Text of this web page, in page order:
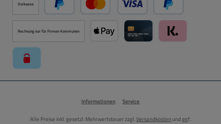
Vorkasse
PayPal Kredit- oder Debitkarte über PayPal
Später Bezahlen
Rechnung nur für Firmen Kommunen
Informationen Service
Alle Preise inkl. gesetzl. Mehrwertsteuer zzgl.Versandkosten und ggf.